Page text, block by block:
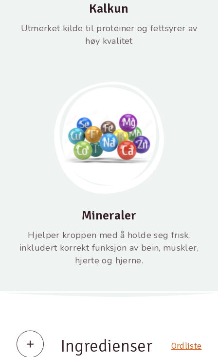
Kalkun
Utmerket kilde til proteiner og fettsyrer av
høy kvalitet
Mineraler
Hjelper kroppen med å holde seg frisk,
inkludert korrekt funksjon av bein, muskler,
hjerte og hjerne.
Ingredienser Ordliste